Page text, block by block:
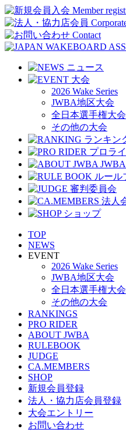
2026 Wake Series
JWBA地区大会
全日本選手権大会
その他の大会
TOP
NEWS
EVENT
2026 Wake Series
JWBA地区大会
全日本選手権大会
その他の大会
RANKINGS
PRO RIDER
ABOUT JWBA
RULEBOOK
JUDGE
CA.MEMBERS
SHOP
新規会員登録
法人・協力店会員登録
大会エントリー
お問い合わせ